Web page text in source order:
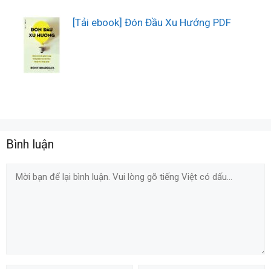
[Tải ebook] Đón Đầu Xu Hướng PDF
Bình luận
Comment